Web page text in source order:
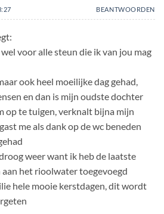
BEANTWOORDEN
voor alle steun die ik van jou mag
ook heel moeilijke dag gehad,
en dan is mijn oudste dochter
op te tuigen, verknalt bijna mijn
me als dank op de wc beneden
weer want ik heb de laatste
aan het rioolwater toegevoegd
hele mooie kerstdagen, dit wordt